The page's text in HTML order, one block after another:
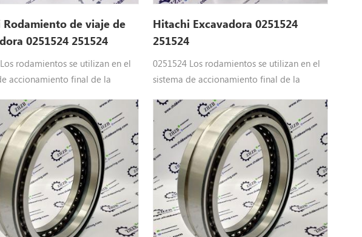
de viaje de
0251524 251524
rodamientos se utilizan en el
accionamiento final de la
EX150, UH053M,
Hitachi Excavadora 0251524
251524
0251524 Los rodamientos se utilizan en el
sistema de accionamiento final de la
Hitachi partesEX100M, EX150, UH053M,
UH073